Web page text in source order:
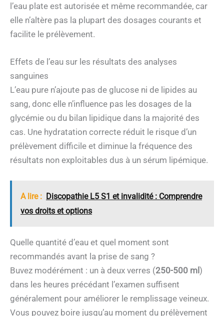
l’eau plate est autorisée et même recommandée, car
elle n’altère pas la plupart des dosages courants et
facilite le prélèvement.
Effets de l’eau sur les résultats des analyses
sanguines
L’eau pure n’ajoute pas de glucose ni de lipides au
sang, donc elle n’influence pas les dosages de la
glycémie ou du bilan lipidique dans la majorité des
cas. Une hydratation correcte réduit le risque d’un
prélèvement difficile et diminue la fréquence des
résultats non exploitables dus à un sérum lipémique.
A lire : Discopathie L5 S1 et invalidité : Comprendre
vos droits et options
Quelle quantité d’eau et quel moment sont
recommandés avant la prise de sang ?
Buvez modérément : un à deux verres (250-500 ml )
dans les heures précédant l’examen suffisent
généralement pour améliorer le remplissage veineux.
Vous pouvez boire jusqu’au moment du prélèvement